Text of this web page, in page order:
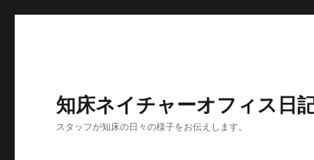
知床ネイチャーオフィス日
スタッフが知床の日々の様子をお伝えします。